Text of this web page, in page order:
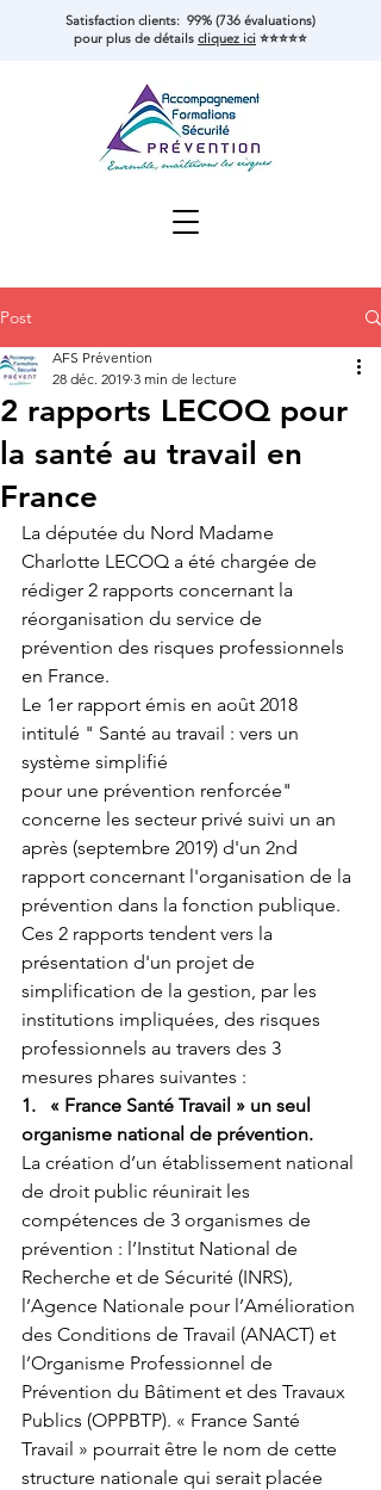
Satisfaction clients: 99% (736 évaluations)
pour plus de détails cliquez ici ⭐⭐⭐⭐⭐
Post
2 rapports LECOQ pour
la santé au travail en
France
AFS Prévention
28 déc. 2019 3 min de lecture
La députée du Nord Madame
Charlotte LECOQ a été chargée de
rédiger 2 rapports concernant la
réorganisation du service de
prévention des risques professionnels
en France.
Le 1er rapport émis en août 2018
intitulé " Santé au travail : vers un
système simplifié
pour une prévention renforcée"
concerne les secteur privé suivi un an
après (septembre 2019) d'un 2nd
rapport concernant l'organisation de la
prévention dans la fonction publique.
Ces 2 rapports tendent vers la
présentation d'un projet de
simplification de la gestion, par les
institutions impliquées, des risques
professionnels au travers des 3
mesures phares suivantes :
1.   « France Santé Travail » un seul
organisme national de prévention.
La création d’un établissement national
de droit public réunirait les
compétences de 3 organismes de
prévention : l’Institut National de
Recherche et de Sécurité (INRS),
l’Agence Nationale pour l’Amélioration
des Conditions de Travail (ANACT) et
l’Organisme Professionnel de
Prévention du Bâtiment et des Travaux
Publics (OPPBTP). « France Santé
Travail » pourrait être le nom de cette
structure nationale qui serait placée